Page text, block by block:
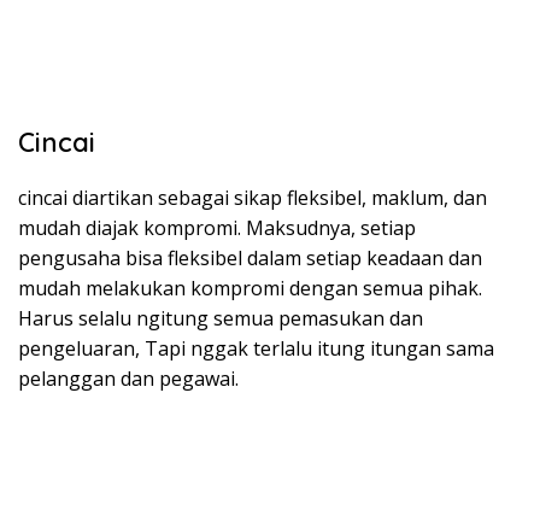
Cincai
cincai diartikan sebagai sikap fleksibel, maklum, dan
mudah diajak kompromi. Maksudnya, setiap
pengusaha bisa fleksibel dalam setiap keadaan dan
mudah melakukan kompromi dengan semua pihak.
Harus selalu ngitung semua pemasukan dan
pengeluaran, Tapi nggak terlalu itung itungan sama
pelanggan dan pegawai.